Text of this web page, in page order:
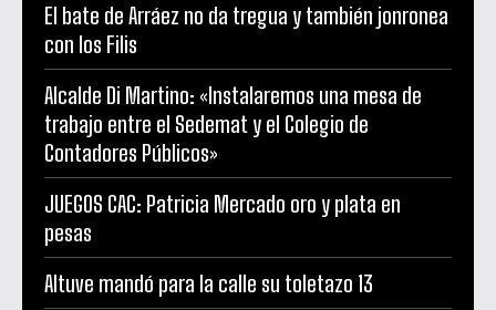
El bate de Arráez no da tregua y también jonronea
con los Filis
Alcalde Di Martino: «Instalaremos una mesa de
trabajo entre el Sedemat y el Colegio de
Contadores Públicos»
JUEGOS CAC: Patricia Mercado oro y plata en
pesas
Altuve mandó para la calle su toletazo 13